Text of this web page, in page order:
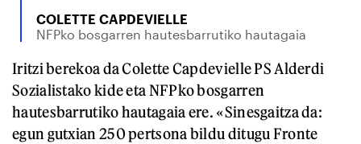
COLETTE CAPDEVIELLE
NFPko bosgarren hautesbarrutiko hautagaia
Iritzi berekoa da Colette Capdevielle PS Alderdi
Sozialistako kide eta NFPko bosgarren
hautesbarrutiko hautagaia ere. «Sinesgaitza da:
egun gutxian 250 pertsona bildu ditugu Fronte